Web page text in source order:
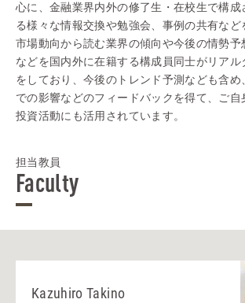
心に、金融業界内外の修了生・在校生で構成
る様々な情報交換や勉強会、事例の共有など
市場動向から読む業界の傾向や今後の情勢予
などを国内外に在籍する構成員同士がリアル
をしており、今後のトレンド予測なども含め
での影響などのフィードバックを得て、ご自
投資活動にも活用されています。
担当教員
Faculty
Kazuhiro Takino